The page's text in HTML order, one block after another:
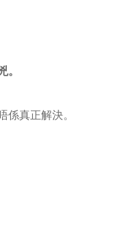
真正解決。